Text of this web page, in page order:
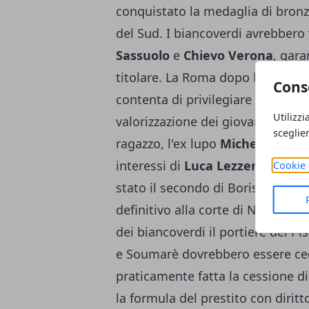
Cookie
conquistato la medaglia di
del Sud. I biancoverdi
Sassuolo e Chievo Verona,
titolare. La Roma dopo la
contenta di privilegiare la meta
valorizzazione dei giovani
ragazzo, l'ex lupo Michelangelo
interessi di Luca Lezzerini ,
stato il secondo di Boris
definitivo alla corte di
dei biancoverdi il portiere del
e Soumarè dovrebbero essere
praticamente fatta la cessione di
la formula del prestito con